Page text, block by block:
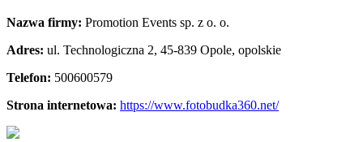
Nazwa firmy: Promotion Events sp. z o. o.
Adres: ul. Technologiczna 2, 45-839 Opole, opolskie
Telefon: 500600579
Strona internetowa: https://www.fotobudka360.net/